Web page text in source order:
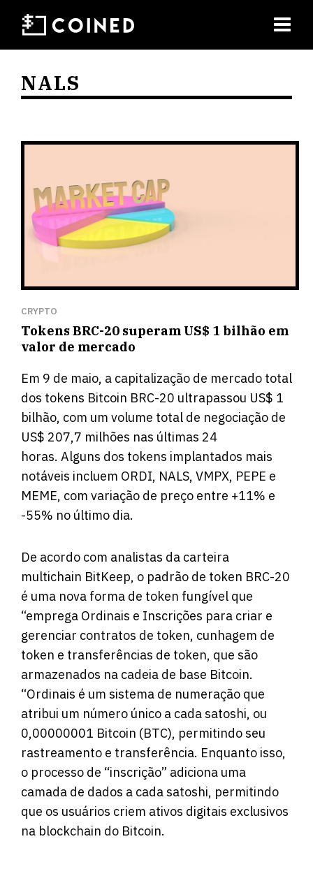
NALS
CRYPTO
Tokens BRC-20 superam US$ 1 bilhão em
valor de mercado
Em 9 de maio, a capitalização de mercado total
dos tokens Bitcoin BRC-20 ultrapassou US$ 1
bilhão, com um volume total de negociação de
US$ 207,7 milhões nas últimas 24
horas. Alguns dos tokens implantados mais
notáveis ​​incluem ORDI, NALS, VMPX, PEPE e
MEME, com variação de preço entre +11% e
-55% no último dia.
De acordo com analistas da carteira
multichain BitKeep, o padrão de token BRC-20
é uma nova forma de token fungível que
“emprega Ordinais e Inscrições para criar e
gerenciar contratos de token, cunhagem de
token e transferências de token, que são
armazenados na cadeia de base Bitcoin.
“Ordinais é um sistema de numeração que
atribui um número único a cada satoshi, ou
0,00000001 Bitcoin (BTC), permitindo seu
rastreamento e transferência. Enquanto isso,
o processo de “inscrição” adiciona uma
camada de dados a cada satoshi, permitindo
que os usuários criem ativos digitais exclusivos
na blockchain do Bitcoin.